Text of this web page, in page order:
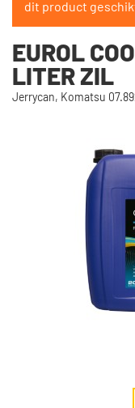
dit product
EUROL
LITER ZIL
Jerrycan, Komatsu